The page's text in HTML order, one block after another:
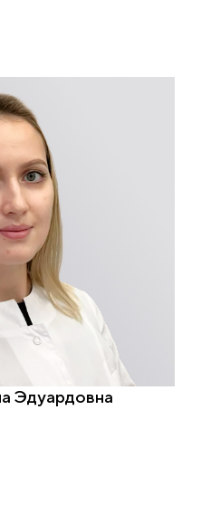
Эдуардовна